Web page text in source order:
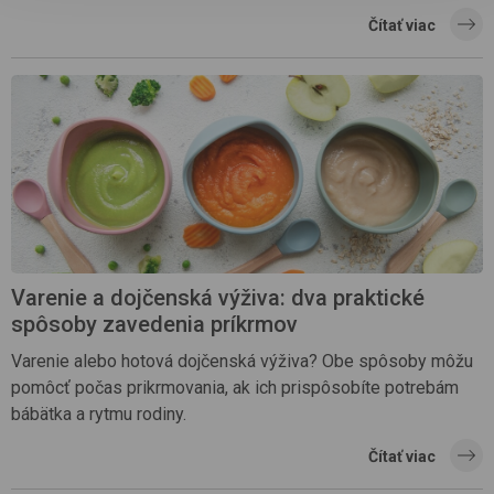
Čítať viac
Varenie a dojčenská výživa: dva praktické
spôsoby zavedenia príkrmov
Varenie alebo hotová dojčenská výživa? Obe spôsoby môžu
pomôcť počas prikrmovania, ak ich prispôsobíte potrebám
bábätka a rytmu rodiny.
Čítať viac